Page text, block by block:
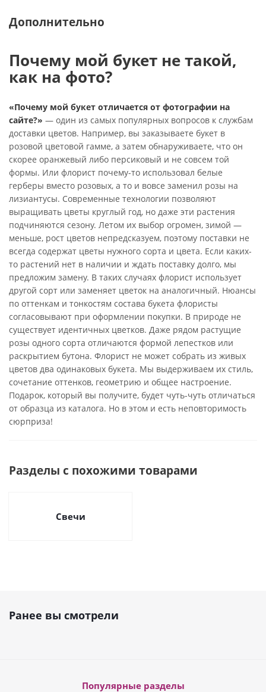
Дополнительно
Почему мой букет не такой,
как на фото?
«Почему мой букет отличается от фотографии на
сайте?» — один из самых популярных вопросов к службам
доставки цветов. Например, вы заказываете букет в
розовой цветовой гамме, а затем обнаруживаете, что он
скорее оранжевый либо персиковый и не совсем той
формы. Или флорист почему-то использовал белые
герберы вместо розовых, а то и вовсе заменил розы на
лизиантусы. Современные технологии позволяют
выращивать цветы круглый год, но даже эти растения
подчиняются сезону. Летом их выбор огромен, зимой —
меньше, рост цветов непредсказуем, поэтому поставки не
всегда содержат цветы нужного сорта и цвета. Если каких-
то растений нет в наличии и ждать поставку долго, мы
предложим замену. В таких случаях флорист использует
другой сорт или заменяет цветок на аналогичный. Нюансы
по оттенкам и тонкостям состава букета флористы
согласовывают при оформлении покупки. В природе не
существует идентичных цветков. Даже рядом растущие
розы одного сорта отличаются формой лепестков или
раскрытием бутона. Флорист не может собрать из живых
цветов два одинаковых букета. Мы выдерживаем их стиль,
сочетание оттенков, геометрию и общее настроение.
Подарок, который вы получите, будет чуть-чуть отличаться
от образца из каталога. Но в этом и есть неповторимость
сюрприза!
Разделы с похожими товарами
Свечи
Ранее вы смотрели
Популярные разделы